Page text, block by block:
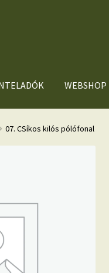
WEBSHOP
07. CSíkos kilós pólófonal